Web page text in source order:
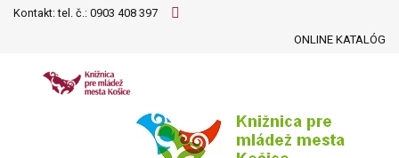
Kontakt: tel. č.: 0903 408 397
ONLINE KATALÓG